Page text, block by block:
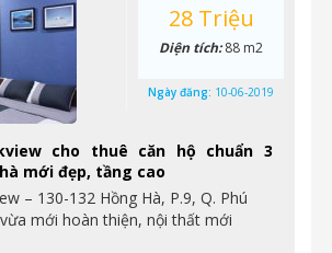
cho thuê căn hộ chuẩn 3
mới đẹp, tầng cao
– 130-132 Hồng Hà, P.9, Q. Phú
mới hoàn thiện, nội thất mới
28 Triệu
Diện tích:88 m2
Ngày đăng: 10-06-2019